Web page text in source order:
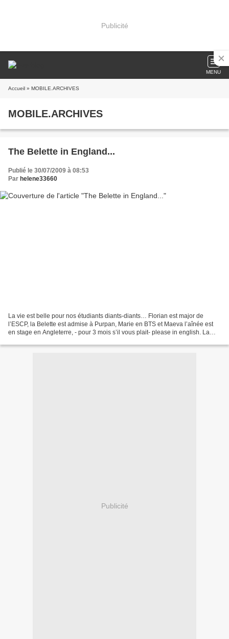
Publicité
MENU
Accueil » MOBILE.ARCHIVES
MOBILE.ARCHIVES
The Belette in England...
Publié le 30/07/2009 à 08:53
Par helene33660
La vie est belle pour nos étudiants diants-diants… Florian est major de
l’ESCP, la Belette est admise à Purpan, Marie en BTS et Maeva l’aînée est
en stage en Angleterre, - pour 3 mois s’il vous plait- please in english. La
Publicité